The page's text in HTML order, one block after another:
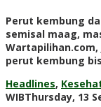
Perut kembung
semisal maag,
perut kembung
Headlines,
WIBThursday, 13